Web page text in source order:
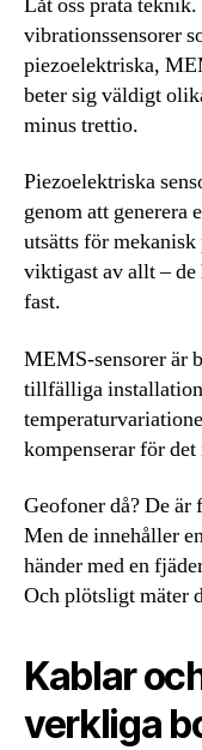
vibrationssensorer
piezoelektriska,
beter sig väldigt
minus trettio.
Piezoelektriska
genom att generera
utsätts för
viktigast av allt –
fast.
MEMS-sensorer är
tillfälliga
kompenserar för
Geofoner då? De är
Men de innehåller
händer med en
Och plötsligt mäter
Kablar
verkliga